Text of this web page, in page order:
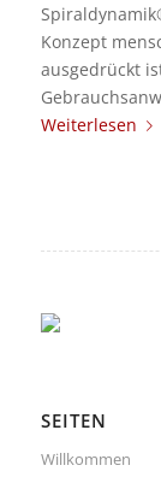
Konzept
ausgedrückt
Weiterlesen
SEITEN
Willkommen